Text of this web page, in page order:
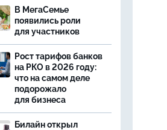
В МегаСемье
появились роли
для участников
Рост тарифов банков
на РКО в 2026 году:
что на самом деле
подорожало
для бизнеса
Билайн открыл